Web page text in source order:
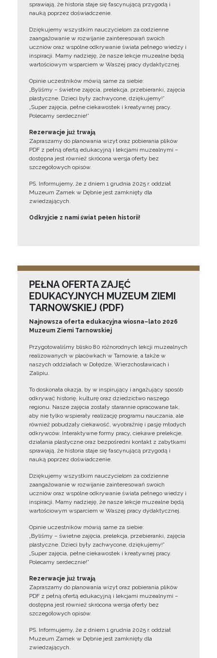
sprawiają, że historia staje się fascynującą przygodą i
nauką poprzez doświadczenie.
Dziękujemy wszystkim nauczycielom za codzienne
zaangażowanie w rozwijanie zainteresowań swoich
uczniów oraz wspólne odkrywanie świata pełnego wiedzy i
inspiracji. Mamy nadzieję, że nasze lekcje muzealne będą
wartościowym wsparciem w Waszej pracy dydaktycznej.
Opinie uczestników mówią same za siebie:
„Byliśmy – świetne zajęcia, prelekcja, przebieranki, zajęcia
plastyczne. Dzieci były zachwycone, dziękujemy!”
„Super zajęcia, pełne ciekawostek i kreatywnej pracy.
Polecamy serdecznie!”
Rezerwacje już trwają
Zapraszamy do planowania wizyt oraz pobierania plików
PDF z pełną ofertą edukacyjną i lekcjami muzealnymi –
dostępna jest również skrócona wersja oferty bez
szczegółowych opisów.
PS. Informujemy, że z dniem 1 grudnia 2025 r. oddział
Muzeum Zamek w Dębnie jest zamknięty dla
zwiedzających.
Odkryjcie z nami świat pełen historii!
PEŁNA OFERTA ZAJĘĆ
EDUKACYJNYCH MUZEUM ZIEMI
TARNOWSKIEJ (PDF)
Najnowsza oferta edukacyjna wiosna–lato 2026
Muzeum Ziemi Tarnowskiej
Przygotowaliśmy blisko 80 różnorodnych lekcji muzealnych
realizowanych w placówkach w Tarnowie, a także w
naszych oddziałach w Dołędze, Wierzchosławicach i
Zalipiu.
To doskonała okazja, by w inspirujący i angażujący sposób
odkrywać historię, kulturę oraz dziedzictwo naszego
regionu. Nasze zajęcia zostały starannie opracowane tak,
aby nie tylko wspierały realizację programu nauczania, ale
również pobudzały ciekawość, wyobraźnię i pasję młodych
odkrywców. Interaktywne formy pracy, ciekawe prelekcje,
działania plastyczne oraz bezpośredni kontakt z zabytkami
sprawiają, że historia staje się fascynującą przygodą i
nauką poprzez doświadczenie.
Dziękujemy wszystkim nauczycielom za codzienne
zaangażowanie w rozwijanie zainteresowań swoich
uczniów oraz wspólne odkrywanie świata pełnego wiedzy i
inspiracji. Mamy nadzieję, że nasze lekcje muzealne będą
wartościowym wsparciem w Waszej pracy dydaktycznej.
Opinie uczestników mówią same za siebie:
„Byliśmy – świetne zajęcia, prelekcja, przebieranki, zajęcia
plastyczne. Dzieci były zachwycone, dziękujemy!”
„Super zajęcia, pełne ciekawostek i kreatywnej pracy.
Polecamy serdecznie!”
Rezerwacje już trwają
Zapraszamy do planowania wizyt oraz pobierania plików
PDF z pełną ofertą edukacyjną i lekcjami muzealnymi –
dostępna jest również skrócona wersja oferty bez
szczegółowych opisów.
PS. Informujemy, że z dniem 1 grudnia 2025 r. oddział
Muzeum Zamek w Dębnie jest zamknięty dla
zwiedzających.